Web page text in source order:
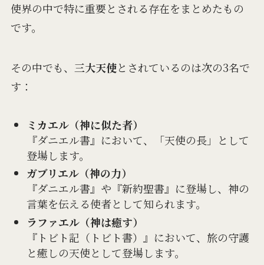
使界の中で特に重要とされる存在をまとめたもの
です。
その中でも、 三大天使とされているのは次の3名で
す：
ミカエル（神に似た者）
『ダニエル書』において、「天使の長」として
登場します。
ガブリエル（神の力）
『ダニエル書』や『新約聖書』に登場し、神の
言葉を伝える使者として知られます。
ラファエル（神は癒す）
『トビト記（トビト書）』において、旅の守護
と癒しの天使として登場します。